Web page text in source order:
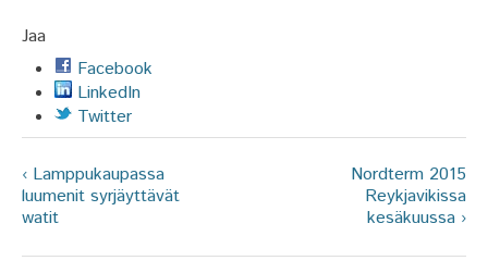
Jaa
Facebook
LinkedIn
Twitter
‹ Lamppukaupassa
luumenit syrjäyttävät
watit
Nordterm 2015
Reykjavikissa
kesäkuussa ›